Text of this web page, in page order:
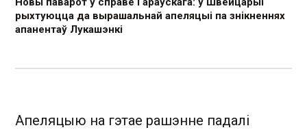
рыхтуюцца да вырашальнай апеляцыі па знікненнях
апанентаў Лукашэнкі
Апеляцыю на гэтае рашэнне падалі